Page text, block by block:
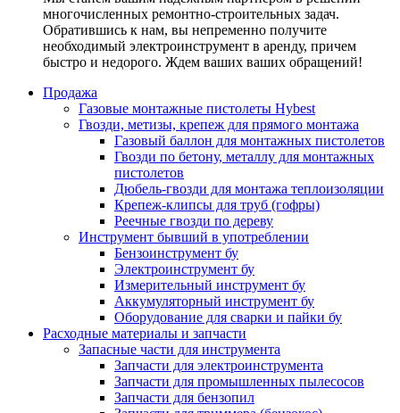
многочисленных ремонтно-строительных задач.
Обратившись к нам, вы непременно получите
необходимый электроинструмент в аренду, причем
быстро и недорого. Ждем ваших ваших обращений!
Продажа
Газовые монтажные пистолеты Hybest
Гвозди, метизы, крепеж для прямого монтажа
Газовый баллон для монтажных пистолетов
Гвозди по бетону, металлу для монтажных
пистолетов
Дюбель-гвозди для монтажа теплоизоляции
Крепеж-клипсы для труб (гофры)
Реечные гвозди по дереву
Инструмент бывший в употреблении
Бензоинструмент бу
Электроинструмент бу
Измерительный инструмент бу
Аккумуляторный инструмент бу
Оборудование для сварки и пайки бу
Расходные материалы и запчасти
Запасные части для инструмента
Запчасти для электроинструмента
Запчасти для промышленных пылесосов
Запчасти для бензопил